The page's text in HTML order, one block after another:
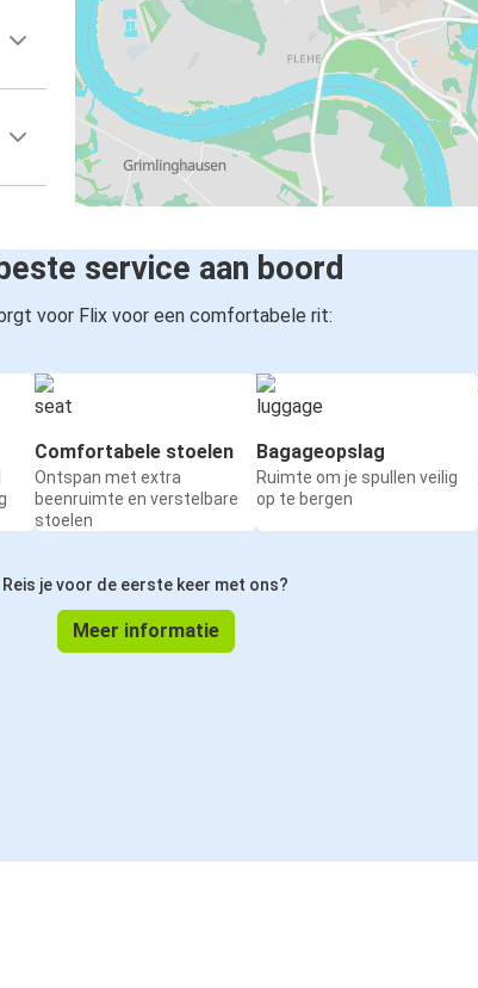
service aan boord
voor Flix voor een comfortabele rit:
Comfortabele stoelen
Ontspan met extra
beenruimte en verstelbare
stoelen
Bagageopslag
Ruimte om je spullen veilig
op te bergen
Reis je voor de eerste keer met ons?
Meer informatie